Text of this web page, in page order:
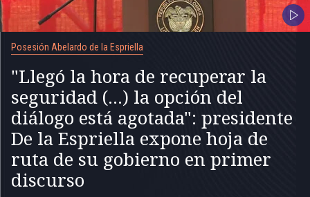
Posesión Abelardo de la Espriella
"Llegó la hora de recuperar la
seguridad (...) la opción del
diálogo está agotada": presidente
De la Espriella expone hoja de
ruta de su gobierno en primer
discurso